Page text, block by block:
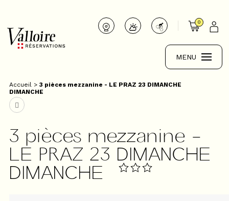
0
MENU
Accueil > 3 pièces mezzanine - LE PRAZ 23 DIMANCHE
DIMANCHE
3 pièces mezzanine -
LE PRAZ 23 DIMANCHE
DIMANCHE